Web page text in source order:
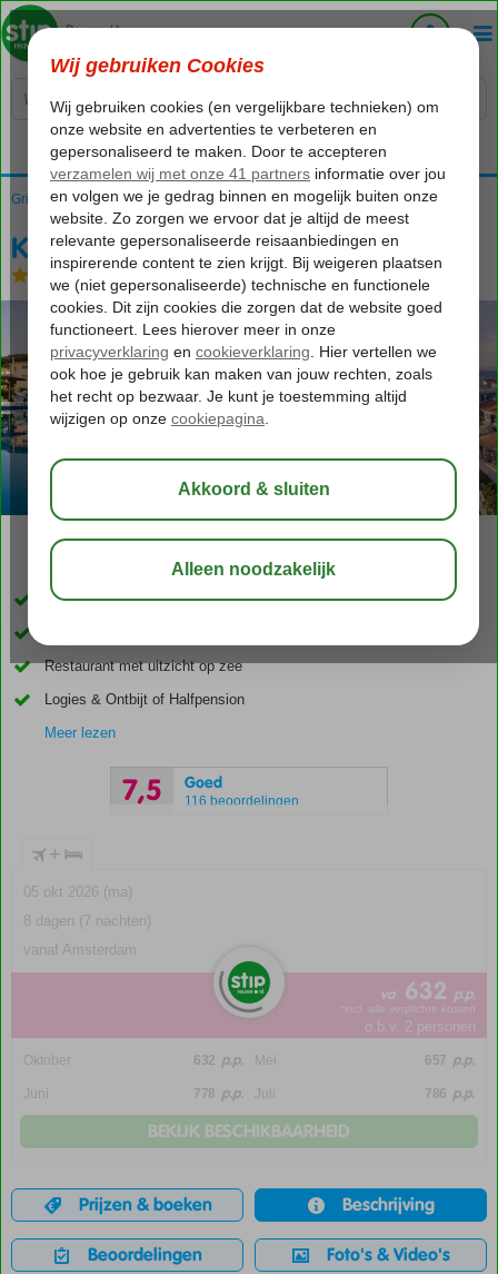
Voelt als thuiskomen...
Griekenland Samos Kokkari Kokkari Beach
Kokkari Beach
Logies en ontbijt - Hotel
Op steenworp afstand van het strand
Restaurant met uitzicht op zee
Logies & Ontbijt of Halfpension
Meer lezen
7,5 Goed
116 beoordelingen
+
05 okt 2026 (ma)
8 dagen (7 nachten)
vanaf Amsterdam
va 632 p.p.
*incl. alle verplichte kosten
o.b.v. 2 personen
Oktober 632 p.p. Mei 657 p.p.
Juni 778 p.p. Juli 786 p.p.
BEKIJK BESCHIKBAARHEID
Prijzen & boeken Beschrijving
Beoordelingen Foto's & Video's